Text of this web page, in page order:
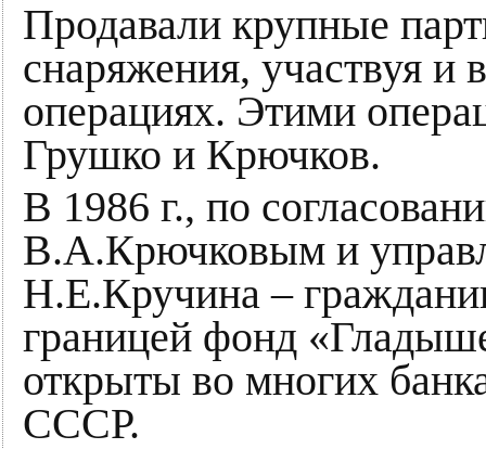
Продавали крупные
снаряжения, участвуя и
операциях. Этими
Грушко и Крючков.
В 1986 г., по
В.А.Крючковым и
Н.Е.Кручина –
границей фонд
открыты во многих
СССР.